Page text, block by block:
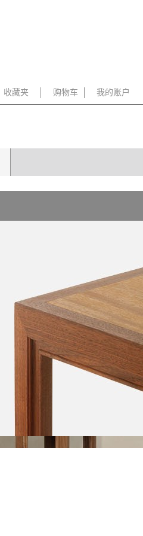
收藏夹 购物车 我的账户